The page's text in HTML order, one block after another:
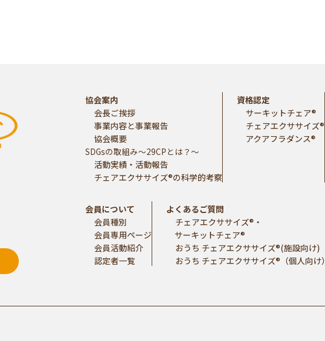
協会案内
会長ご挨拶
事業内容と事業報告
協会概要
SDGsの取組み～29CPとは？～
活動実績・活動報告
チェアエクササイズ®の科学的考察
資格認定
サーキットチェア®
チェアエクササイズ®
アクアフラダンス®
会員について
会員種別
会員専用ページ
会員活動紹介
認定者一覧
よくあるご質問
チェアエクササイズ®・
サーキットチェア®
おうち チェアエクササイズ®(施設向け)
おうち チェアエクササイズ®（個人向け）